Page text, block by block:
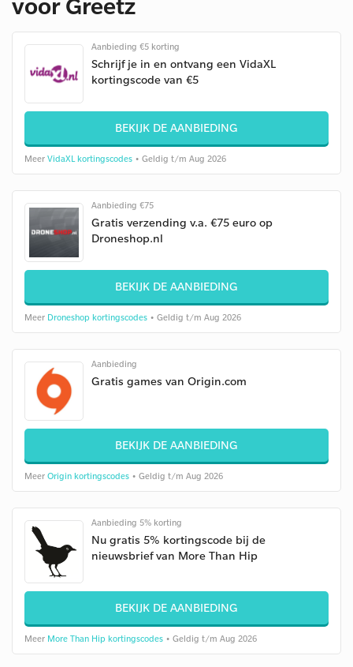
Aanbieding €5 korting
Schrijf je in en ontvang een VidaXL
kortingscode van €5
BEKIJK DE AANBIEDING
Meer VidaXL kortingscodes • Geldig t/m Aug 2026
Aanbieding €75
Gratis verzending v.a. €75 euro op
Droneshop.nl
BEKIJK DE AANBIEDING
Meer Droneshop kortingscodes • Geldig t/m Aug 2026
Aanbieding
Gratis games van Origin.com
BEKIJK DE AANBIEDING
Meer Origin kortingscodes • Geldig t/m Aug 2026
Aanbieding 5% korting
Nu gratis 5% kortingscode bij de
nieuwsbrief van More Than Hip
BEKIJK DE AANBIEDING
Meer More Than Hip kortingscodes • Geldig t/m Aug 2026